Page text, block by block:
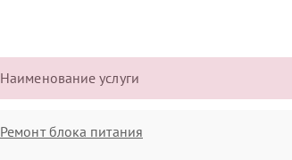
Наименование услуги
Ремонт блока питания